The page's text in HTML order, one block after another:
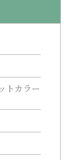
トカラー